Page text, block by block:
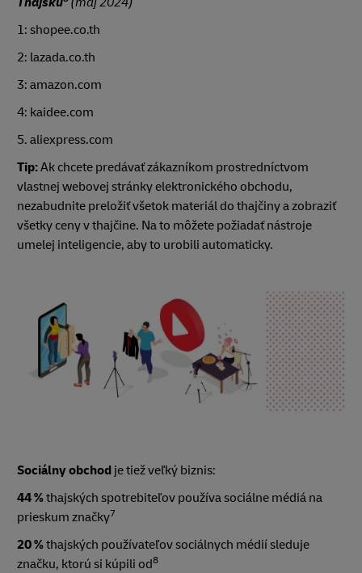
1: shopee.co.th
2: lazada.co.th
3: amazon.com
4: kaidee.com
5. aliexpress.com
Tip:Ak chcete predávať zákazníkom prostredníctvom
vlastnej webovej stránky elektronického obchodu,
nezabudnite preložiť všetok materiál do thajčiny a zobraziť
všetky ceny v thajčine. Na to môžete požiadať nástroje
umelej inteligencie, aby to urobili automaticky.
Sociálny obchod je tiež veľký biznis:
44 %thajských spotrebiteľov používa sociálne médiá na
prieskum značky7
20 %thajských používateľov sociálnych médií sleduje
značku, ktorú si kúpili od8